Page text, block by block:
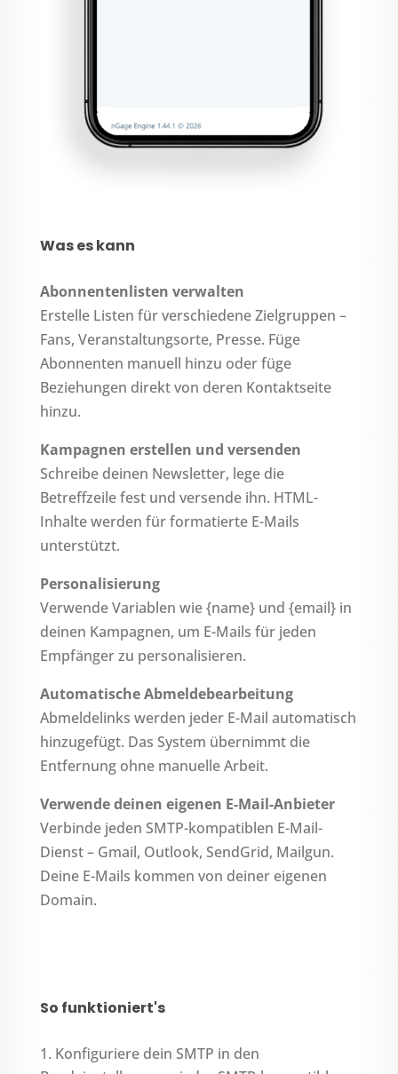
Was es kann
Abonnentenlisten verwalten
Erstelle Listen für verschiedene Zielgruppen –
Fans, Veranstaltungsorte, Presse. Füge
Abonnenten manuell hinzu oder füge
Beziehungen direkt von deren Kontaktseite
hinzu.
Kampagnen erstellen und versenden
Schreibe deinen Newsletter, lege die
Betreffzeile fest und versende ihn. HTML-
Inhalte werden für formatierte E-Mails
unterstützt.
Personalisierung
Verwende Variablen wie {name} und {email} in
deinen Kampagnen, um E-Mails für jeden
Empfänger zu personalisieren.
Automatische Abmeldebearbeitung
Abmeldelinks werden jeder E-Mail automatisch
hinzugefügt. Das System übernimmt die
Entfernung ohne manuelle Arbeit.
Verwende deinen eigenen E-Mail-Anbieter
Verbinde jeden SMTP-kompatiblen E-Mail-
Dienst – Gmail, Outlook, SendGrid, Mailgun.
Deine E-Mails kommen von deiner eigenen
Domain.
So funktioniert's
Konfiguriere dein SMTP in den